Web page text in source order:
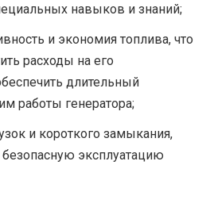
навыков и знаний;
и экономия топлива, что
расходы на его
длительный
работы генератора;
и короткого замыкания,
эксплуатацию